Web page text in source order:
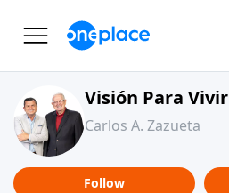
Visión Para Vivir
Carlos A. Zazueta
Follow